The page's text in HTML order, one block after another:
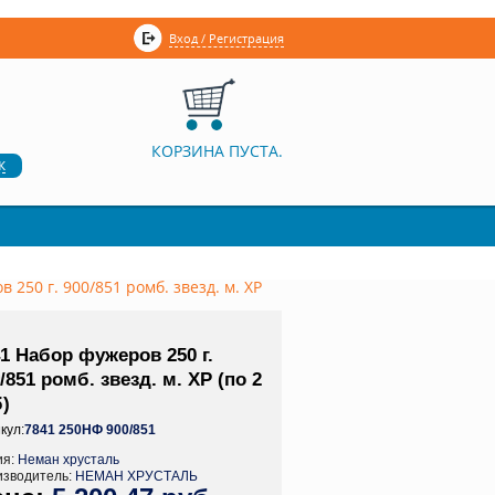
Вход / Регистрация
КОРЗИНА ПУСТА.
250 г. 900/851 ромб. звезд. м. ХР
Набор фужеров 250 г.
851 ромб. звезд. м. ХР (по 2
7841 250НФ 900/851
Неман хрусталь
НЕМАН ХРУСТАЛЬ